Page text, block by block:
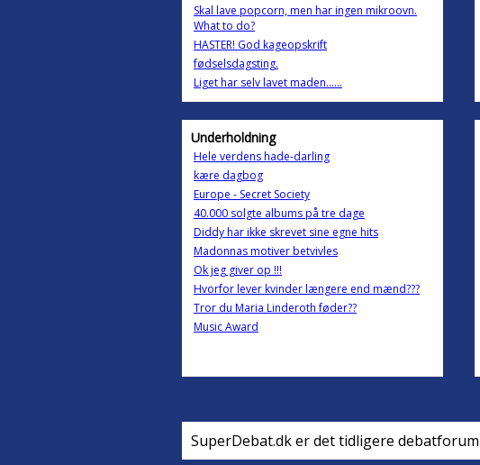
Skal lave popcorn, men har ingen mikroovn.
What to do?
HASTER! God kageopskrift
fødselsdagsting.
Liget har selv lavet maden......
Underholdning
Hele verdens hade-darling
kære dagbog
Europe - Secret Society
40.000 solgte albums på tre dage
Diddy har ikke skrevet sine egne hits
Madonnas motiver betvivles
Ok jeg giver op !!!
Hvorfor lever kvinder længere end mænd???
Tror du Maria Linderoth føder??
Music Award
SuperDebat.dk er det tidligere